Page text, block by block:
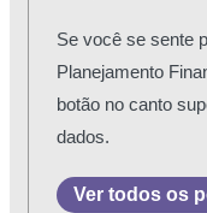
Se você se sente
Planejamento
botão no canto
dados.
Ver todos os